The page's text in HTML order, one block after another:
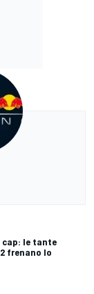
cap: le tante
frenano lo